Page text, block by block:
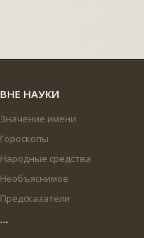
ВНЕ НАУКИ
Значение имени
Гороскопы
Народные средства
Необъяснимое
Предсказатели
...